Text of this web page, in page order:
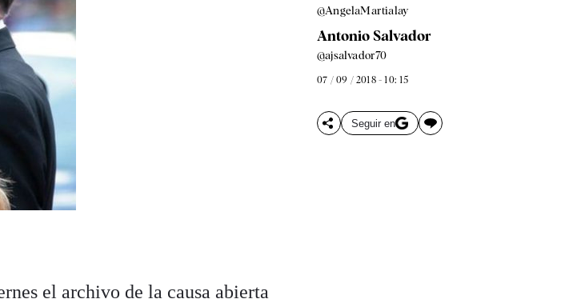
@AngelaMartialay
Antonio Salvador
@ajsalvador70
07 / 09 / 2018 - 10: 15
Seguir en
el archivo de la causa abierta